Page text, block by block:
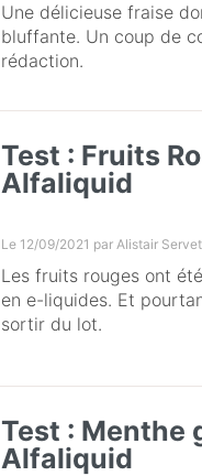
Une délicieuse fraise
bluffante. Un coup de
rédaction.
Test : Fruits
Alfaliquid
Le 12/09/2021 parAlistair Servet
Les fruits rouges ont
en e-liquides. Et
sortir du lot.
Test : Menthe
Alfaliquid